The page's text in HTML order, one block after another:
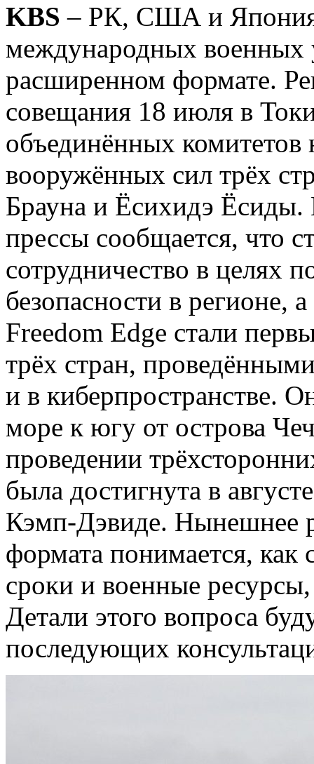
KBS – РК, США и Япония
международных военных
расширенном формате.
совещания 18 июля в
объединённых комитетов
вооружённых сил трёх
Брауна и Ёсихидэ Ёсиды.
прессы сообщается, что
сотрудничество в целях
безопасности в регионе,
Freedom Edge стали
трёх стран,
и в киберпространстве.
море к югу от острова
проведении
была достигнута в
Кэмп-Дэвиде. Нынешнее
формата понимается, как
сроки и военные
Детали этого вопроса
последующих